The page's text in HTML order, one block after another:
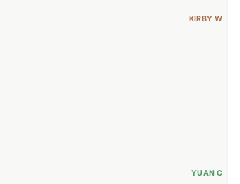
KIRBY W
YUAN C